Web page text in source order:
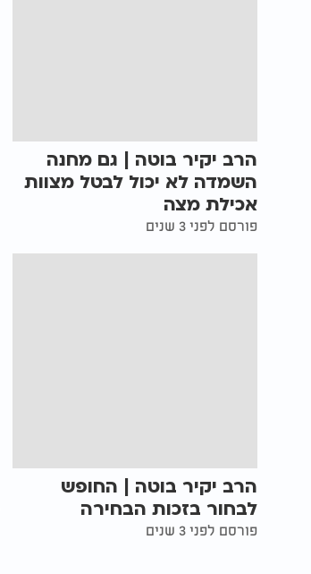
הרב יקיר בוטה | גם מחנה
השמדה לא יכול לבטל מצוות
אכילת מצה
פורסם לפני 3 שנים
הרב יקיר בוטה | החופש
לבחור בזכות הבחירה
פורסם לפני 3 שנים